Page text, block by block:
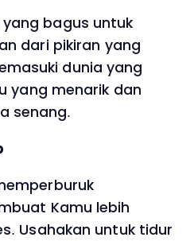
bagus untuk
dari pikiran yang
dunia yang
yang menarik dan
senang.
Kamu lebih
Usahakan untuk tidur